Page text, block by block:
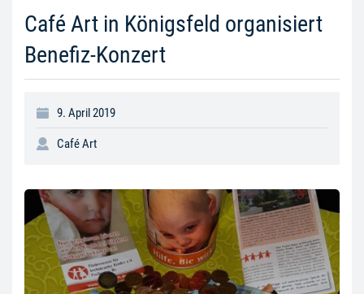
Café Art in Königsfeld organisiert
Benefiz-Konzert
9. April 2019
Café Art